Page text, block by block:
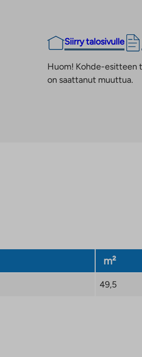
Siirry talosivulle
Huom! Kohde-esitteen
on saattanut muuttua.
m²
49,5